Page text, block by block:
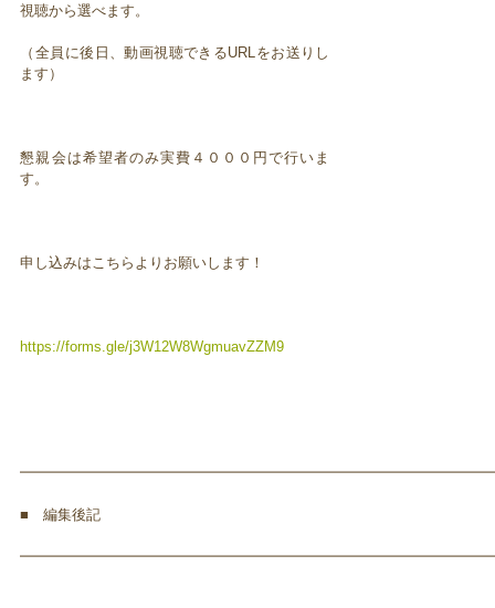
視聴から選べます。
（全員に後日、動画視聴できるURLをお送りし
ます）
懇親会は希望者のみ実費４０００円で行いま
す。
申し込みはこちらよりお願いします！
https://forms.gle/j3W12W8WgmuavZZM9
■ 編集後記